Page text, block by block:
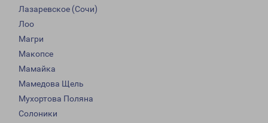
Лазаревское (Сочи)
Лоо
Магри
Макопсе
Мамайка
Мамедова Щель
Мухортова Поляна
Солоники